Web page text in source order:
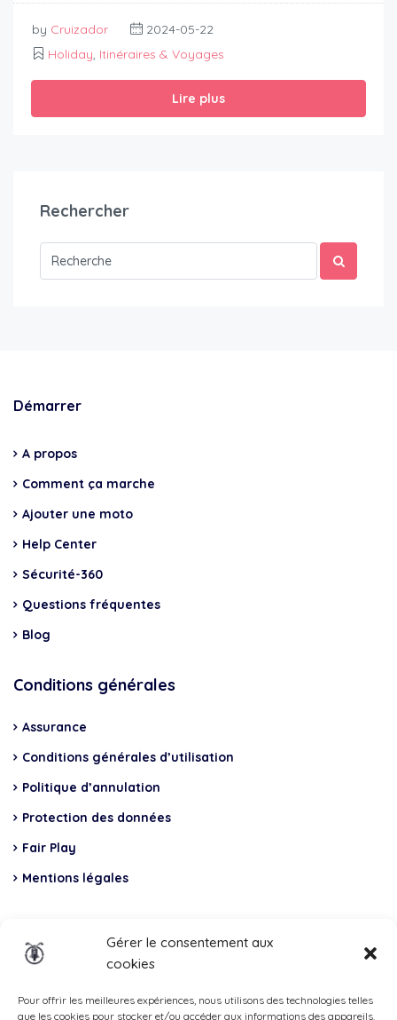
Gérer le consentement aux
cookies
Pour offrir les meilleures expériences, nous utilisons des technologies telles
que les cookies pour stocker et/ou accéder aux informations des appareils.
by Cruizador
2024-05-22
Holiday, Itinéraires & Voyages
Lire plus
Rechercher
Démarrer
A propos
Comment ça marche
Ajouter une moto
Help Center
Sécurité-360
Questions fréquentes
Blog
Conditions générales
Assurance
Conditions générales d’utilisation
Politique d’annulation
Protection des données
Fair Play
Mentions légales
Total Casco, Partner
Methods